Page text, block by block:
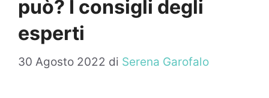
può? I consigli degli
esperti
30 Agosto 2022 di Serena Garofalo